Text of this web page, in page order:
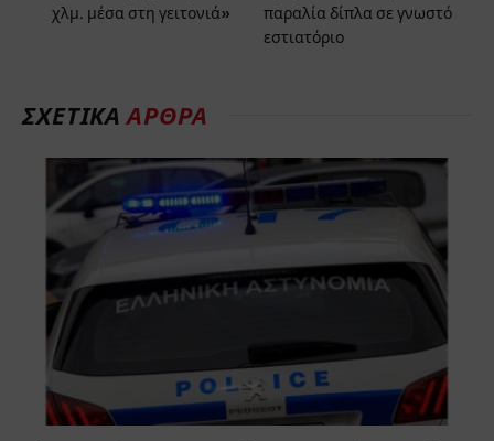
χλμ. μέσα στη γειτονιά»
παραλία δίπλα σε γνωστό
εστιατόριο
ΣΧΕΤΙΚΆΆΡΘΡΑ